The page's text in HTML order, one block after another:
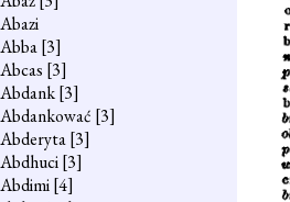
Abazi
Abba[3]
Abcas [3]
Abdank[3]
Abdankować [3]
Abderyta[3]
Abdhuci[3]
Abdimi[4]